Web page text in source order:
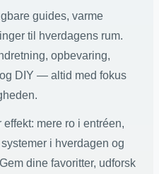
guides, varme
til hverdagens rum.
opbevaring,
DIY — altid med fokus
mere ro i entréen,
i hverdagen og
dine favoritter, udforsk